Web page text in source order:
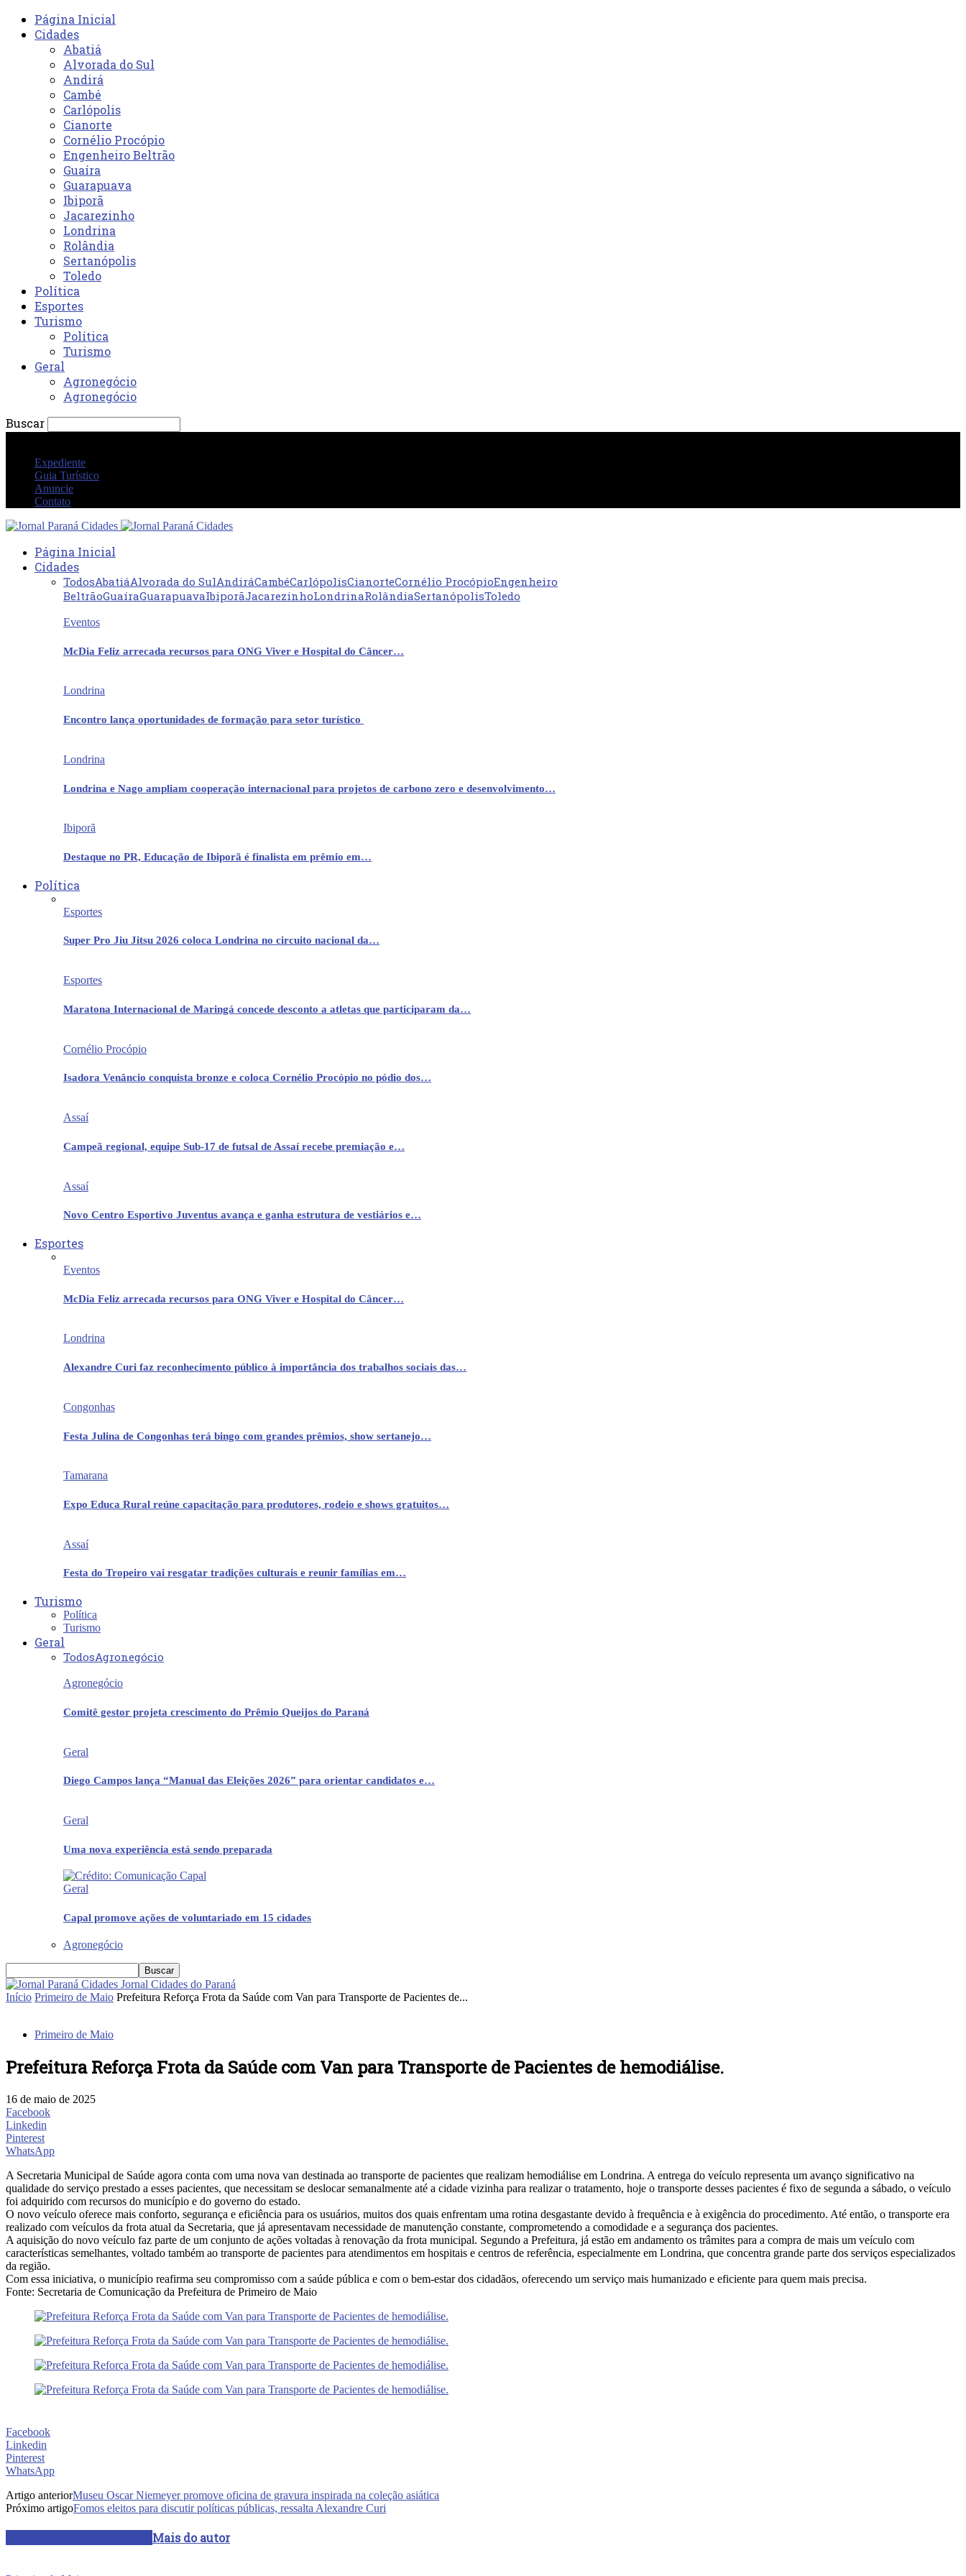
Página Inicial
Cidades
Abatiá
Alvorada do Sul
Andirá
Cambé
Carlópolis
Cianorte
Cornélio Procópio
Engenheiro Beltrão
Guaíra
Guarapuava
Ibiporã
Jacarezinho
Londrina
Rolândia
Sertanópolis
Toledo
Política
Esportes
Turismo
Política
Turismo
Geral
Agronegócio
Agronegócio
Buscar
Expediente
Guia Turístico
Anuncie
Contato
Página Inicial
Cidades
TodosAbatiáAlvorada do SulAndiráCambéCarlópolisCianorteCornélio ProcópioEngenheiro
BeltrãoGuaíraGuarapuavaIbiporãJacarezinhoLondrinaRolândiaSertanópolisToledo
Eventos
McDia Feliz arrecada recursos para ONG Viver e Hospital do Câncer…
Londrina
Encontro lança oportunidades de formação para setor turístico
Londrina
Londrina e Nago ampliam cooperação internacional para projetos de carbono zero e desenvolvimento…
Ibiporã
Destaque no PR, Educação de Ibiporã é finalista em prêmio em…
Política
Esportes
Super Pro Jiu Jitsu 2026 coloca Londrina no circuito nacional da…
Esportes
Maratona Internacional de Maringá concede desconto a atletas que participaram da…
Cornélio Procópio
Isadora Venâncio conquista bronze e coloca Cornélio Procópio no pódio dos…
Assaí
Campeã regional, equipe Sub-17 de futsal de Assaí recebe premiação e…
Assaí
Novo Centro Esportivo Juventus avança e ganha estrutura de vestiários e…
Esportes
Eventos
McDia Feliz arrecada recursos para ONG Viver e Hospital do Câncer…
Londrina
Alexandre Curi faz reconhecimento público à importância dos trabalhos sociais das…
Congonhas
Festa Julina de Congonhas terá bingo com grandes prêmios, show sertanejo…
Tamarana
Expo Educa Rural reúne capacitação para produtores, rodeio e shows gratuitos…
Assaí
Festa do Tropeiro vai resgatar tradições culturais e reunir famílias em…
Turismo
Política
Turismo
Geral
TodosAgronegócio
Agronegócio
Comitê gestor projeta crescimento do Prêmio Queijos do Paraná
Geral
Diego Campos lança “Manual das Eleições 2026” para orientar candidatos e…
Geral
Uma nova experiência está sendo preparada
Geral
Capal promove ações de voluntariado em 15 cidades
Agronegócio
Jornal Cidades do Paraná
Início Primeiro de Maio Prefeitura Reforça Frota da Saúde com Van para Transporte de Pacientes de...
Primeiro de Maio
Prefeitura Reforça Frota da Saúde com Van para Transporte de Pacientes de hemodiálise.
16 de maio de 2025
Facebook
Linkedin
Pinterest
WhatsApp
A Secretaria Municipal de Saúde agora conta com uma nova van destinada ao transporte de pacientes que realizam hemodiálise em Londrina. A entrega do veículo representa um avanço significativo na
qualidade do serviço prestado a esses pacientes, que necessitam se deslocar semanalmente até a cidade vizinha para realizar o tratamento, hoje o transporte desses pacientes é fixo de segunda a sábado, o veículo
foi adquirido com recursos do município e do governo do estado.
O novo veículo oferece mais conforto, segurança e eficiência para os usuários, muitos dos quais enfrentam uma rotina desgastante devido à frequência e à exigência do procedimento. Até então, o transporte era
realizado com veículos da frota atual da Secretaria, que já apresentavam necessidade de manutenção constante, comprometendo a comodidade e a segurança dos pacientes.
A aquisição do novo veículo faz parte de um conjunto de ações voltadas à renovação da frota municipal. Segundo a Prefeitura, já estão em andamento os trâmites para a compra de mais um veículo com
características semelhantes, voltado também ao transporte de pacientes para atendimentos em hospitais e centros de referência, especialmente em Londrina, que concentra grande parte dos serviços especializados
da região.
Com essa iniciativa, o município reafirma seu compromisso com a saúde pública e com o bem-estar dos cidadãos, oferecendo um serviço mais humanizado e eficiente para quem mais precisa.
Fonte: Secretaria de Comunicação da Prefeitura de Primeiro de Maio
Facebook
Linkedin
Pinterest
WhatsApp
Artigo anteriorMuseu Oscar Niemeyer promove oficina de gravura inspirada na coleção asiática
Próximo artigoFomos eleitos para discutir políticas públicas, ressalta Alexandre Curi
Mais do autor